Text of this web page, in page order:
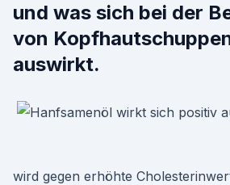
und was sich bei der
von
auswirkt.
wird gegen erhöhte